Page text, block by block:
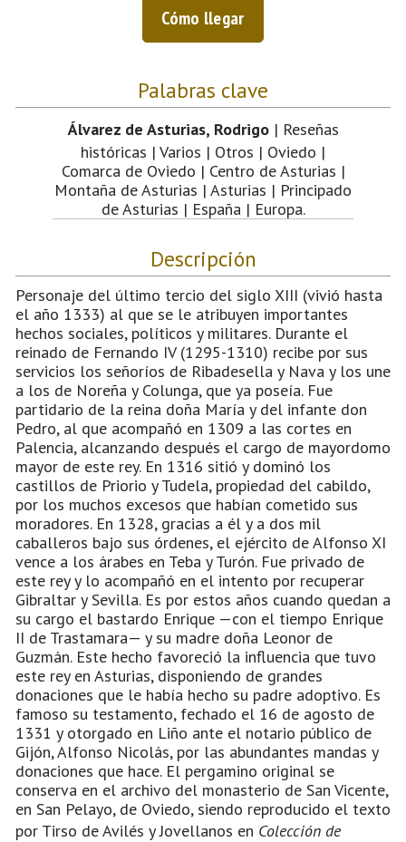
Cómo llegar
Palabras clave
Álvarez de Asturias, Rodrigo| Reseñas
históricas | Varios | Otros | Oviedo |
Comarca de Oviedo | Centro de Asturias |
Montaña de Asturias | Asturias | Principado
de Asturias | España | Europa.
Descripción
Personaje del último tercio del siglo XIII (vivió hasta
el año 1333) al que se le atribuyen importantes
hechos sociales, políticos y militares. Durante el
reinado de Fernando IV (1295-1310) recibe por sus
servicios los señoríos de Ribadesella y Nava y los une
a los de Noreña y Colunga, que ya poseía. Fue
partidario de la reina doña María y del infante don
Pedro, al que acompañó en 1309 a las cortes en
Palencia, alcanzando después el cargo de mayordomo
mayor de este rey. En 1316 sitió y dominó los
castillos de Priorio y Tudela, propiedad del cabildo,
por los muchos excesos que habían cometido sus
moradores. En 1328, gracias a él y a dos mil
caballeros bajo sus órdenes, el ejército de Alfonso XI
vence a los árabes en Teba y Turón. Fue privado de
este rey y lo acompañó en el intento por recuperar
Gibraltar y Sevilla. Es por estos años cuando quedan a
su cargo el bastardo Enrique —con el tiempo Enrique
II de Trastamara— y su madre doña Leonor de
Guzmán. Este hecho favoreció la influencia que tuvo
este rey en Asturias, disponiendo de grandes
donaciones que le había hecho su padre adoptivo. Es
famoso su testamento, fechado el 16 de agosto de
1331 y otorgado en Liño ante el notario público de
Gijón, Alfonso Nicolás, por las abundantes mandas y
donaciones que hace. El pergamino original se
conserva en el archivo del monasterio de San Vicente,
en San Pelayo, de Oviedo, siendo reproducido el texto
por Tirso de Avilés y Jovellanos en Colección de